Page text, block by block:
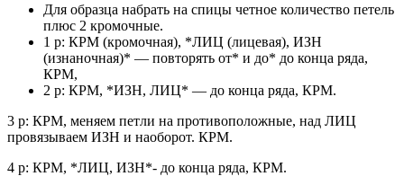
Для образца набрать на спицы четное количество петель
плюс 2 кромочные.
1 р: КРМ (кромочная), *ЛИЦ (лицевая), ИЗН
(изнаночная)* — повторять от* и до* до конца ряда,
КРМ,
2 р: КРМ, *ИЗН, ЛИЦ* — до конца ряда, КРМ.
3 р: КРМ, меняем петли на противоположные, над ЛИЦ
провязываем ИЗН и наоборот. КРМ.
4 р: КРМ, *ЛИЦ, ИЗН*- до конца ряда, КРМ.